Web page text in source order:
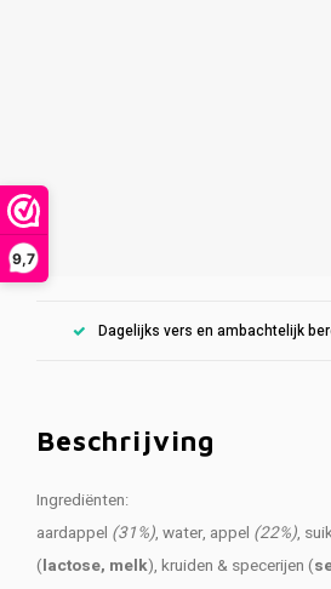
9,7
Dagelijks vers en ambachtelijk
Beschrijving
Ingrediënten:
aardappel (31%), water, appel (22%),
(lactose, melk), kruiden & specerijen (